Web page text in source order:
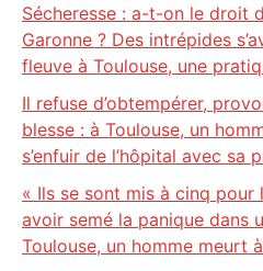
Sécheresse : a-t-on le droit
Garonne ? Des intrépides
fleuve à Toulouse, une
Il refuse d’obtempérer,
blesse : à Toulouse, un
s’enfuir de l’hôpital avec sa
« Ils se sont mis à cinq pour
avoir semé la panique dans
Toulouse, un homme meurt